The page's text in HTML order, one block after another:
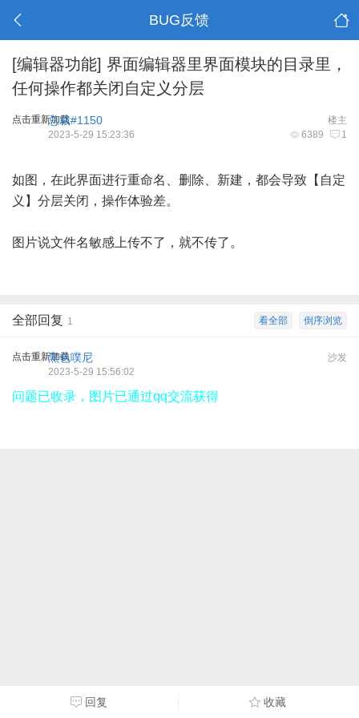
BUG反馈
[编辑器功能] 界面编辑器里界面模块的目录里，
任何操作都关闭自定义分层
点击重新加载 楼主
总裁#1150
6389 1
2023-5-29 15:23:36
如图，在此界面进行重命名、删除、新建，都会导致【自定
义】分层关闭，操作体验差。
图片说文件名敏感上传不了，就不传了。
倒序浏览
看全部
全部回复 1
点击重新加载 沙发
黑色噗尼
2023-5-29 15:56:02
问题已收录，图片已通过qq交流获得
回复 收藏